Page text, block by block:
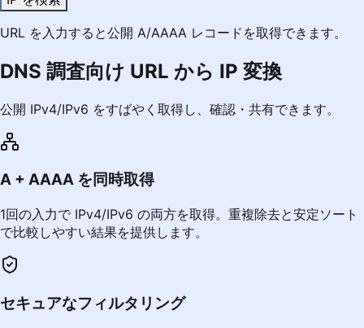
URL を入力すると公開 A/AAAA レコードを取得できます。
DNS 調査向け URL から IP 変換
公開 IPv4/IPv6 をすばやく取得し、確認・共有できます。
A + AAAA を同時取得
1回の入力で IPv4/IPv6 の両方を取得。重複除去と安定ソート
で比較しやすい結果を提供します。
セキュアなフィルタリング